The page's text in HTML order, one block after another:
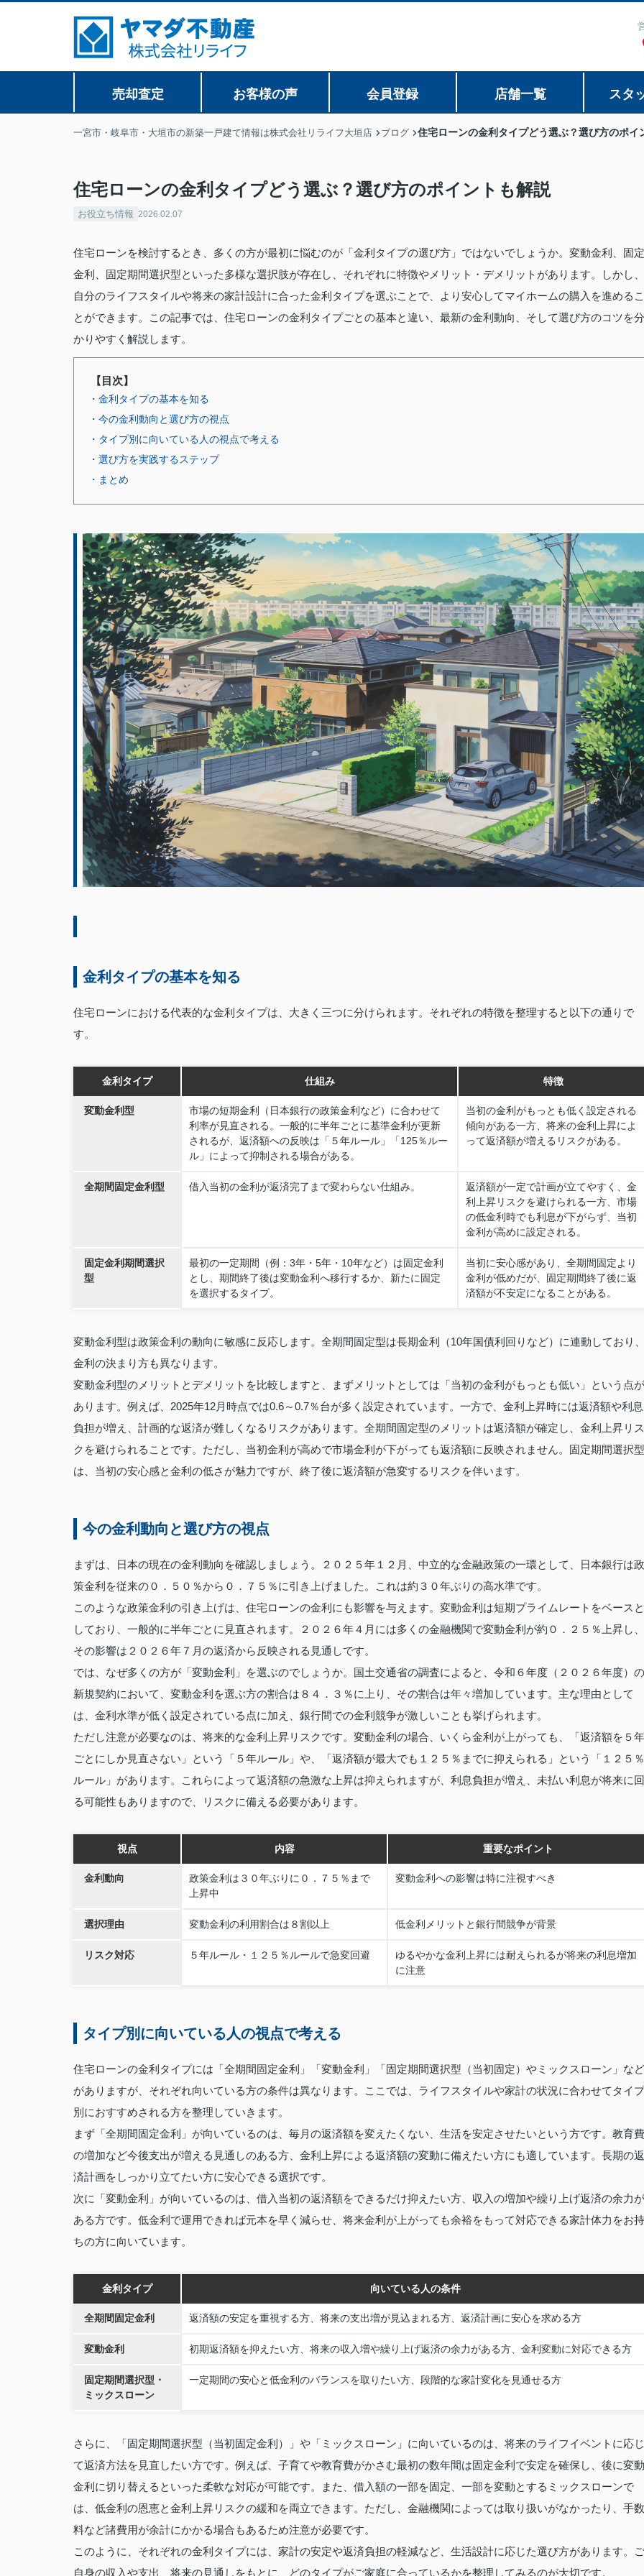
売却査定 お客様の声 会員登録 店舗一覧 スタ
一宮市・岐阜市・大垣市の新築一戸建て情報は株式会社リライフ大垣店 ブログ 住宅ローンの金利タイプどう選ぶ？選び方のポイ
住宅ローンの金利タイプどう選ぶ？選び方のポイントも解説
お役立ち情報 2026.02.07
住宅ローンを検討するとき、多くの方が最初に悩むのが「金利タイプの選び方」ではないでしょうか。変動金利、固定
金利、固定期間選択型といった多様な選択肢が存在し、それぞれに特徴やメリット・デメリットがあります。しかし、
自分のライフスタイルや将来の家計設計に合った金利タイプを選ぶことで、より安心してマイホームの購入を進めるこ
とができます。この記事では、住宅ローンの金利タイプごとの基本と違い、最新の金利動向、そして選び方のコツを分
かりやすく解説します。
【目次】
・金利タイプの基本を知る
・今の金利動向と選び方の視点
・タイプ別に向いている人の視点で考える
・選び方を実践するステップ
・まとめ
金利タイプの基本を知る
住宅ローンにおける代表的な金利タイプは、大きく三つに分けられます。それぞれの特徴を整理すると以下の通りで
す。
金利タイプ 仕組み 特徴
変動金利型
市場の短期金利（日本銀行の政策金利など）に合わせて
利率が見直される。一般的に半年ごとに基準金利が更新
されるが、返済額への反映は「５年ルール」「125％ルー
ル」によって抑制される場合がある。
当初の金利がもっとも低く設定される
傾向がある一方、将来の金利上昇によ
って返済額が増えるリスクがある。
全期間固定金利型 借入当初の金利が返済完了まで変わらない仕組み。
返済額が一定で計画が立てやすく、金
利上昇リスクを避けられる一方、市場
の低金利時でも利息が下がらず、当初
金利が高めに設定される。
固定金利期間選択
型
最初の一定期間（例：3年・5年・10年など）は固定金利
とし、期間終了後は変動金利へ移行するか、新たに固定
を選択するタイプ。
当初に安心感があり、全期間固定より
金利が低めだが、固定期間終了後に返
済額が不安定になることがある。
変動金利型は政策金利の動向に敏感に反応します。全期間固定型は長期金利（10年国債利回りなど）に連動しており、
金利の決まり方も異なります。
変動金利型のメリットとデメリットを比較しますと、まずメリットとしては「当初の金利がもっとも低い」という点が
あります。例えば、2025年12月時点では0.6～0.7％台が多く設定されています。一方で、金利上昇時には返済額や利息
負担が増え、計画的な返済が難しくなるリスクがあります。全期間固定型のメリットは返済額が確定し、金利上昇リス
クを避けられることです。ただし、当初金利が高めで市場金利が下がっても返済額に反映されません。固定期間選択型
は、当初の安心感と金利の低さが魅力ですが、終了後に返済額が急変するリスクを伴います。
今の金利動向と選び方の視点
まずは、日本の現在の金利動向を確認しましょう。２０２５年１２月、中立的な金融政策の一環として、日本銀行は政
策金利を従来の０．５０％から０．７５％に引き上げました。これは約３０年ぶりの高水準です。
このような政策金利の引き上げは、住宅ローンの金利にも影響を与えます。変動金利は短期プライムレートをベースと
しており、一般的に半年ごとに見直されます。２０２６年４月には多くの金融機関で変動金利が約０．２５％上昇し、
その影響は２０２６年７月の返済から反映される見通しです。
では、なぜ多くの方が「変動金利」を選ぶのでしょうか。国土交通省の調査によると、令和６年度（２０２６年度）の
新規契約において、変動金利を選ぶ方の割合は８４．３％に上り、その割合は年々増加しています。主な理由として
は、金利水準が低く設定されている点に加え、銀行間での金利競争が激しいことも挙げられます。
ただし注意が必要なのは、将来的な金利上昇リスクです。変動金利の場合、いくら金利が上がっても、「返済額を５年
ごとにしか見直さない」という「５年ルール」や、「返済額が最大でも１２５％までに抑えられる」という「１２５％
ルール」があります。これらによって返済額の急激な上昇は抑えられますが、利息負担が増え、未払い利息が将来に回
る可能性もありますので、リスクに備える必要があります。
視点 内容 重要なポイント
金利動向
政策金利は３０年ぶりに０．７５％まで
上昇中
変動金利への影響は特に注視すべき
選択理由 変動金利の利用割合は８割以上 低金利メリットと銀行間競争が背景
リスク対応 ５年ルール・１２５％ルールで急変回避
ゆるやかな金利上昇には耐えられるが将来の利息増加
に注意
タイプ別に向いている人の視点で考える
住宅ローンの金利タイプには「全期間固定金利」「変動金利」「固定期間選択型（当初固定）やミックスローン」など
がありますが、それぞれ向いている方の条件は異なります。ここでは、ライフスタイルや家計の状況に合わせてタイプ
別におすすめされる方を整理していきます。
まず「全期間固定金利」が向いているのは、毎月の返済額を変えたくない、生活を安定させたいという方です。教育費
の増加など今後支出が増える見通しのある方、金利上昇による返済額の変動に備えたい方にも適しています。長期の返
済計画をしっかり立てたい方に安心できる選択です。
次に「変動金利」が向いているのは、借入当初の返済額をできるだけ抑えたい方、収入の増加や繰り上げ返済の余力が
ある方です。低金利で運用できれば元本を早く減らせ、将来金利が上がっても余裕をもって対応できる家計体力をお持
ちの方に向いています。
金利タイプ 向いている人の条件
全期間固定金利 返済額の安定を重視する方、将来の支出増が見込まれる方、返済計画に安心を求める方
変動金利 初期返済額を抑えたい方、将来の収入増や繰り上げ返済の余力がある方、金利変動に対応できる方
固定期間選択型・
ミックスローン
一定期間の安心と低金利のバランスを取りたい方、段階的な家計変化を見通せる方
さらに、「固定期間選択型（当初固定金利）」や「ミックスローン」に向いているのは、将来のライフイベントに応じ
て返済方法を見直したい方です。例えば、子育てや教育費がかさむ最初の数年間は固定金利で安定を確保し、後に変動
金利に切り替えるといった柔軟な対応が可能です。また、借入額の一部を固定、一部を変動とするミックスローンで
は、低金利の恩恵と金利上昇リスクの緩和を両立できます。ただし、金融機関によっては取り扱いがなかったり、手数
料など諸費用が余計にかかる場合もあるため注意が必要です。
このように、それぞれの金利タイプには、家計の安定や返済負担の軽減など、生活設計に応じた選び方があります。ご
自身の収入や支出、将来の見通しをもとに、どのタイプがご家庭に合っているかを整理してみるのが大切です。